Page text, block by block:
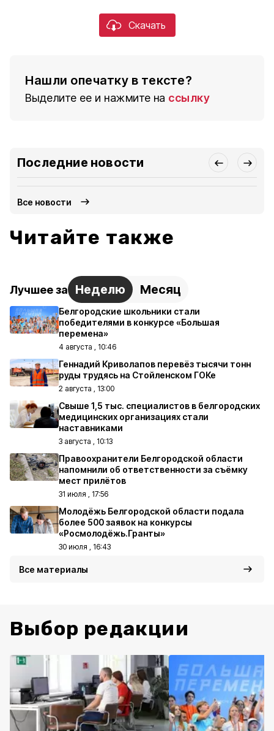
Скачать
Нашли опечатку в тексте?
Выделите ее и нажмите на ссылку
Последние новости
Все новости
Читайте также
Лучшее за Неделю Месяц
Белгородские школьники стали
победителями в конкурсе «Большая
перемена»
4 августа , 10:46
Геннадий Криволапов перевёз тысячи тонн
руды трудясь на Стойленском ГОКе
2 августа , 13:00
Свыше 1,5 тыс. специалистов в белгородских
медицинских организациях стали
наставниками
3 августа , 10:13
Правоохранители Белгородской области
напомнили об ответственности за съёмку
мест прилётов
31 июля , 17:56
Молодёжь Белгородской области подала
более 500 заявок на конкурсы
«Росмолодёжь.Гранты»
30 июля , 16:43
Все материалы
Выбор редакции